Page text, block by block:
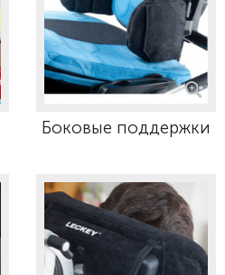
Боковые поддержки